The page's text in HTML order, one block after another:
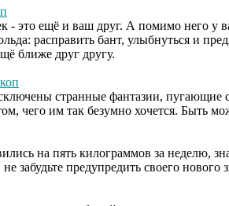
это ещё и ваш друг. А помимо него у
расправить бант, улыбнуться и
ближе друг другу.
странные фантазии, пугающие
чего им так безумно хочется. Быть
на пять килограммов за неделю,
не забудьте предупредить своего